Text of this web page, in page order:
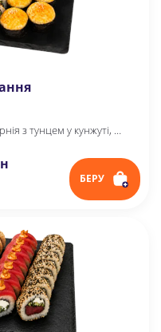
Каліфорнія з креветками, Каліфорнія з тунцем у кунжуті, Спайсі тунець, Філадельфія, Yappo з тунцем, Yappo рол
БЕРУ